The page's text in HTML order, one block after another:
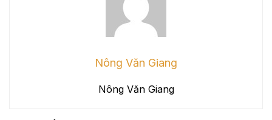
Nông Văn Giang
Nông Văn Giang